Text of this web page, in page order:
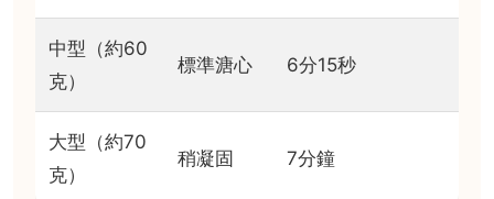
中型（約60
克）
標準溏心 6分15秒
大型（約70
克）
稍凝固 7分鐘